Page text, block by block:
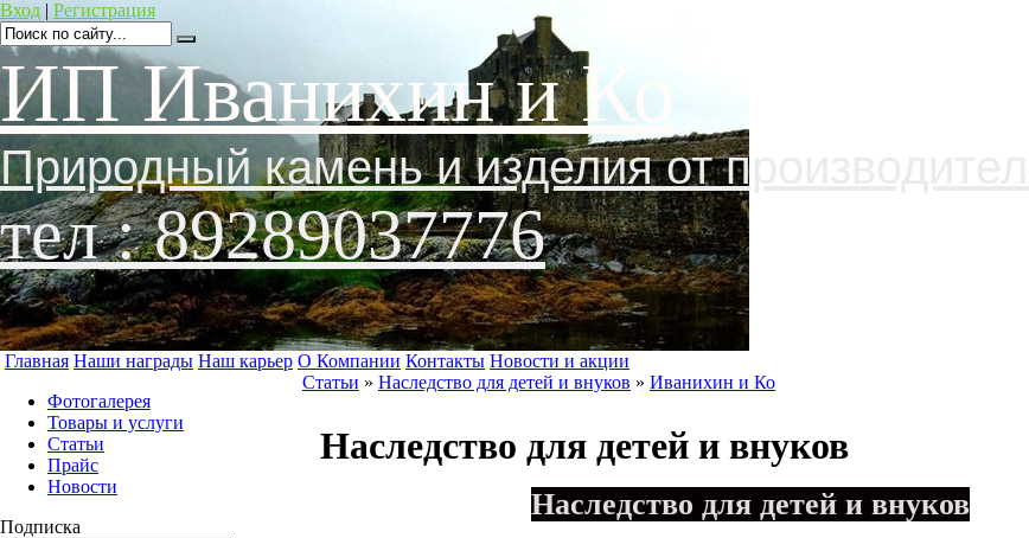
Вход | Регистрация
ИП Иванихин и Ко
Природный камень и изделия от производителя
тел : 89289037776
Главная Наши награды Наш карьер О Компании Контакты Новости и акции
Фотогалерея
Товары и услуги
Статьи
Прайс
Новости
Подписка
Статьи » Наследство для детей и внуков » Иванихин и Ко
Наследство для детей и внуков
Наследство для детей и внуков